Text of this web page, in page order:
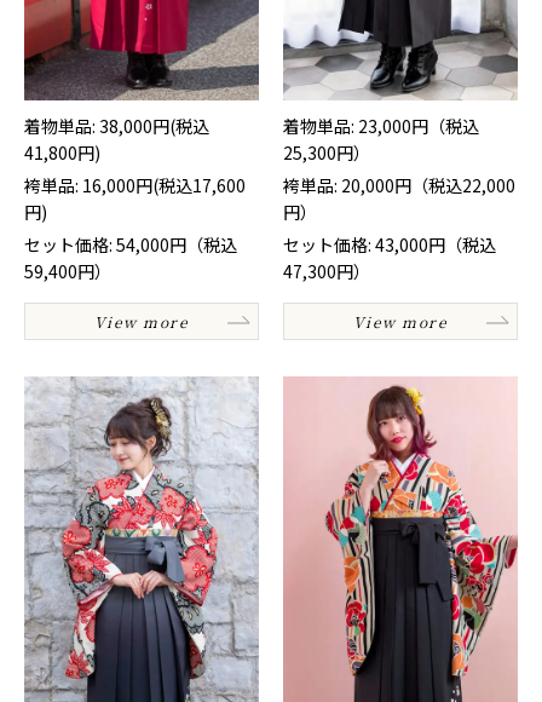
着物単品: 38,000円(税込
41,800円)
袴単品: 16,000円(税込17,600
円)
セット価格: 54,000円（税込
59,400円）
View more
着物単品: 23,000円（税込
25,300円）
袴単品: 20,000円（税込22,000
円）
セット価格: 43,000円（税込
47,300円）
View more